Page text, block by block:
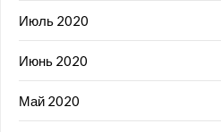
Июль 2020
Июнь 2020
Май 2020